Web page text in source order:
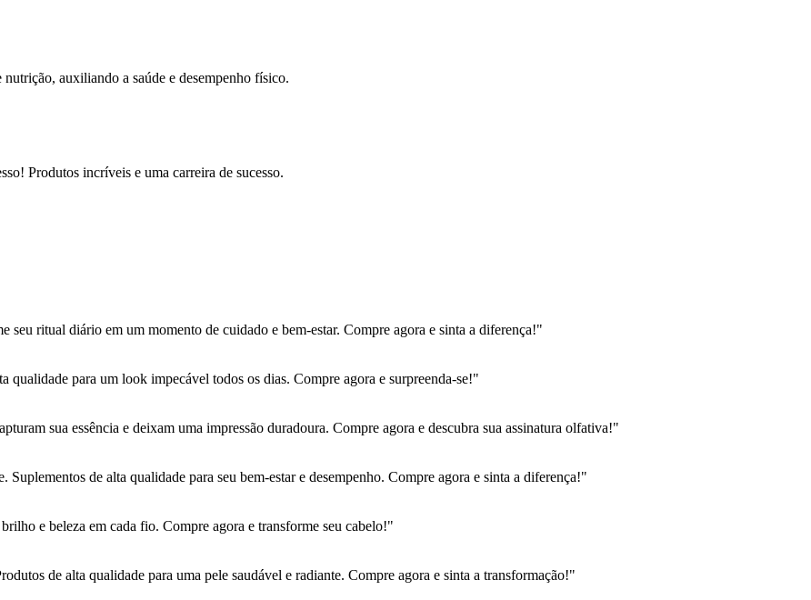
auxiliando a saúde e desempenho físico.
Produtos incríveis e uma carreira de sucesso.
seu ritual diário em um momento de cuidado e bem-estar. Compre agora e sinta a diferença!"
para um look impecável todos os dias. Compre agora e surpreenda-se!"
sua essência e deixam uma impressão duradoura. Compre agora e descubra sua assinatura olfativa!"
de alta qualidade para seu bem-estar e desempenho. Compre agora e sinta a diferença!"
e beleza em cada fio. Compre agora e transforme seu cabelo!"
de alta qualidade para uma pele saudável e radiante. Compre agora e sinta a transformação!"